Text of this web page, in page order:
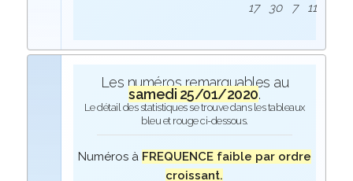
17 30 7 11
Les numéros remarquables au
samedi 25/01/2020.
Le détail des statistiques se trouve dans les tableaux
bleu et rouge ci-dessous.
Numéros à FREQUENCE faible par ordre
croissant.